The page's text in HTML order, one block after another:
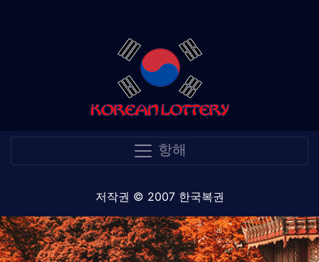
항해
저작권 © 2007 한국복권